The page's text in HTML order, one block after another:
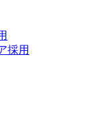
採用